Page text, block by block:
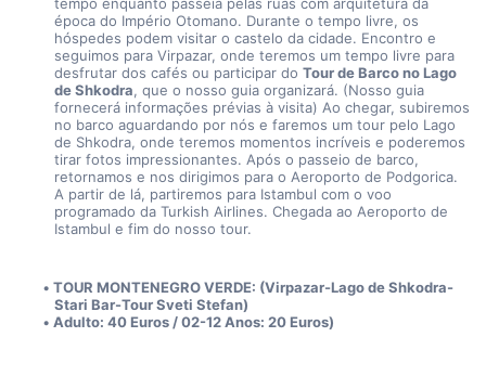
época do Império Otomano. Durante o tempo livre, os
hóspedes podem visitar o castelo da cidade. Encontro e
seguimos para Virpazar, onde teremos um tempo livre para
desfrutar dos cafés ou participar do Tour de Barco no Lago
de Shkodra, que o nosso guia organizará. (Nosso guia
fornecerá informações prévias à visita) Ao chegar, subiremos
no barco aguardando por nós e faremos um tour pelo Lago
de Shkodra, onde teremos momentos incríveis e poderemos
tirar fotos impressionantes. Após o passeio de barco,
retornamos e nos dirigimos para o Aeroporto de Podgorica.
A partir de lá, partiremos para Istambul com o voo
programado da Turkish Airlines. Chegada ao Aeroporto de
Istambul e fim do nosso tour.
TOUR MONTENEGRO VERDE: (Virpazar-Lago de Shkodra-
Stari Bar-Tour Sveti Stefan)
Adulto: 40 Euros / 02-12 Anos: 20 Euros)